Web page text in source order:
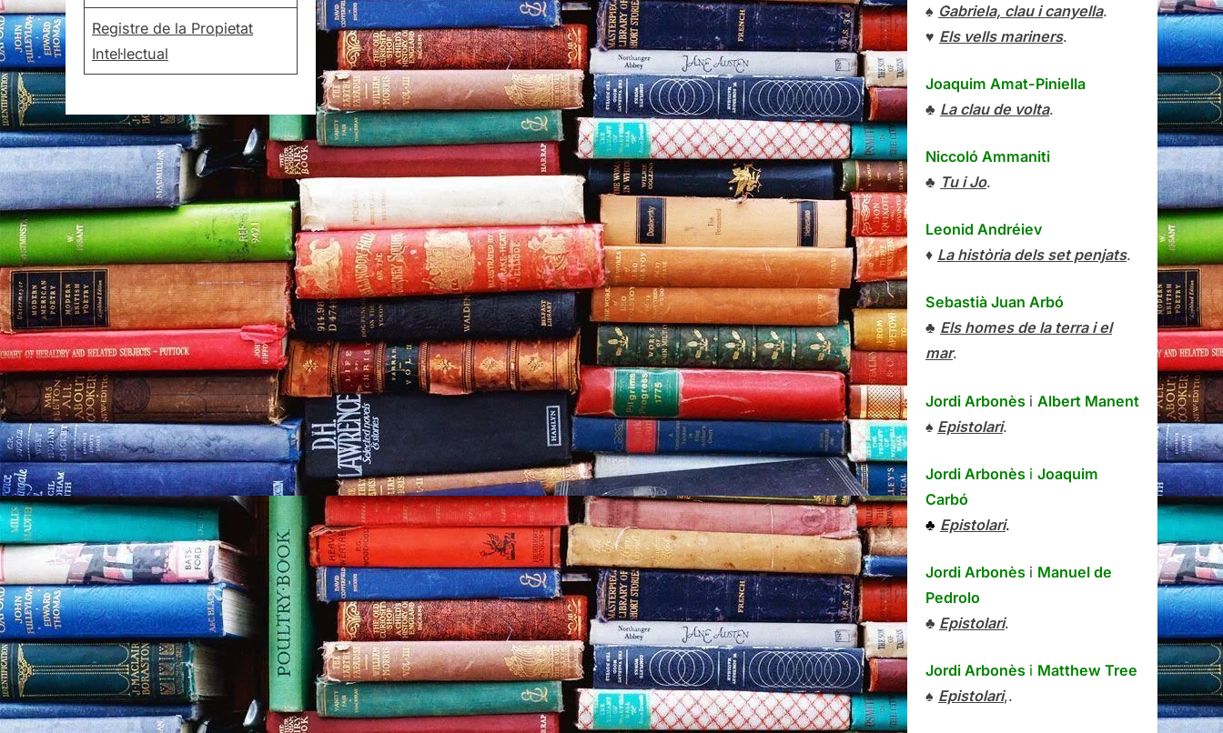
Registre de la Propietat
Intel·lectual
♠ Gabriela, clau i canyella.
♥ Els vells mariners.
Joaquim Amat-Piniella
♣ La clau de volta.
Niccoló Ammaniti
♣ Tu i Jo.
Leonid Andréiev
♦ La història dels set penjats.
Sebastià Juan Arbó
♣ Els homes de la terra i el
mar.
Jordi Arbonès i Albert Manent
♠ Epistolari.
Jordi Arbonès i Joaquim
Carbó
♣ Epistolari.
Jordi Arbonès i Manuel de
Pedrolo
♣ Epistolari.
Jordi Arbonès i Matthew Tree
♠ Epistolari,.